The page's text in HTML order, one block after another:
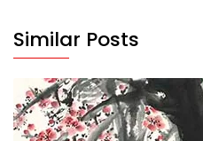
Similar Posts